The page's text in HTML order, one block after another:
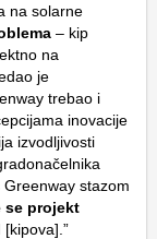
na solarne
– kip
na
je
trebao i
inovacije
izvodljivosti
stazom
se projekt
[kipova].”